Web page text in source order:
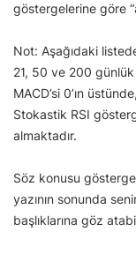
göstergelerine göre
Not: Aşağıdaki
21, 50 ve 200 günlük
MACD’si 0’ın
Stokastik RSI
almaktadır.
Söz konusu
yazının sonunda
başlıklarına göz